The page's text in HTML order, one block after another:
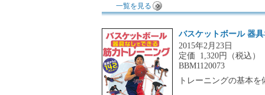
一覧を見る
バスケットボール 器
2015年2月23日
定価 1,320円（税込）
BBM1120073
トレーニングの基本